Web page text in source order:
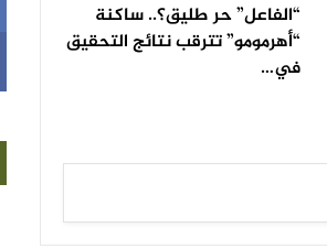
“الفاعل” حر طليق؟.. ساكنة
“أهرمومو” تترقب نتائج التحقيق
في…